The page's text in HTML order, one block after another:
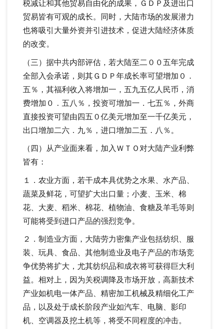
税减让和其他贸易自由化的成果，ＧＤＰ及进出口
贸易皆有可观的成长。同时，大陆市场的发展潜力
也将吸引大量外资并引进技术，促进大陆经济体质
的改变。
（三）据中共内部评估，若大陆至二００五年完成
全部入会承诺，则其ＧＤＰ年成长率可望增加０．
五％，其福利收入将增加一，五九五亿人民币，消
费增加０．五八％，投资可增加一．七五％，外商
直接投资可望由四五０亿美元增加至一千亿美元，
出口增加二六．九％，进口增加二五．八％。
（四）从产业面来看，加入ＷＴＯ对大陆产业利弊
皆有：
１．农业方面，若干成本具优势之水果、水产品、
蔬菜及鲜花，可望扩大出口量；小麦、玉米、棉
花、大麦、稻米、棉花、植物油、食糖及羊毛等则
可能将受到进口产品的强烈竞争。
２．制造业方面，大陆劳力密集产业包括纺织、服
装、玩具、食品、其他制造业及电子产品的市场竞
争优势将扩大，尤其纺织品和成衣将可获得巨大利
益。相对上，因为关税调降及市场开放，高新技术
产业如机电一体产品、精密加工机械及精细化工产
品，以及处于成长阶段产业如汽车、电脑、影印
机、空调器及挖土机等，将受不同程度的冲击。